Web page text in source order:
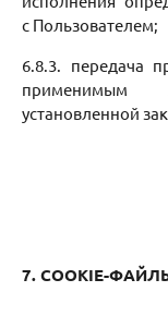
с Пользователем;
6.8.3. передача
применимым
установленной
7. COOKIE-